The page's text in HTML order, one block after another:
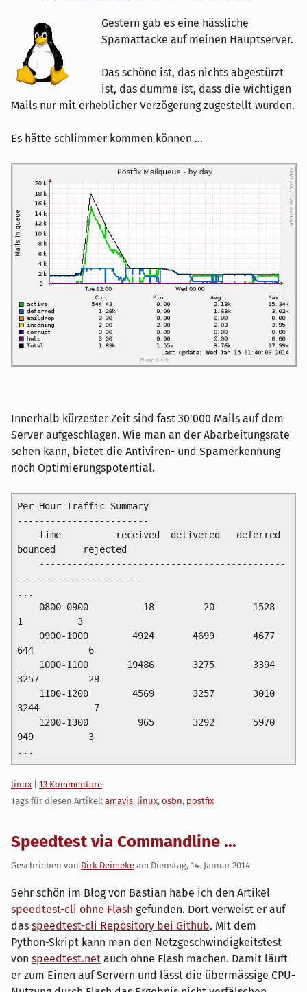
Gestern gab es eine hässliche
Spamattacke auf meinen Hauptserver.
Das schöne ist, das nichts abgestürzt
ist, das dumme ist, dass die wichtigen
Mails nur mit erheblicher Verzögerung zugestellt wurden.
Es hätte schlimmer kommen können ...
Innerhalb kürzester Zeit sind fast 30'000 Mails auf dem
Server aufgeschlagen. Wie man an der Abarbeitungsrate
sehen kann, bietet die Antiviren- und Spamerkennung
noch Optimierungspotential.
Per-Hour Traffic Summary
------------------------
bounced     rejected
-----------------------
...
1          3
644          6
3257         29
3244          7
949          3
...
Kategorien:
linux
13 Kommentare
Tags für diesen Artikel: amavis, linux, osbn, postfix
Speedtest via Commandline ...
Geschrieben von Dirk Deimeke am Dienstag, 14. Januar 2014
Sehr schön im Blog von Bastian habe ich den Artikel
speedtest-cli ohne Flash gefunden. Dort verweist er auf
das speedtest-cli Repository bei Github. Mit dem
Python-Skript kann man den Netzgeschwindigkeitstest
von speedtest.net auch ohne Flash machen. Damit läuft
er zum Einen auf Servern und lässt die übermässige CPU-